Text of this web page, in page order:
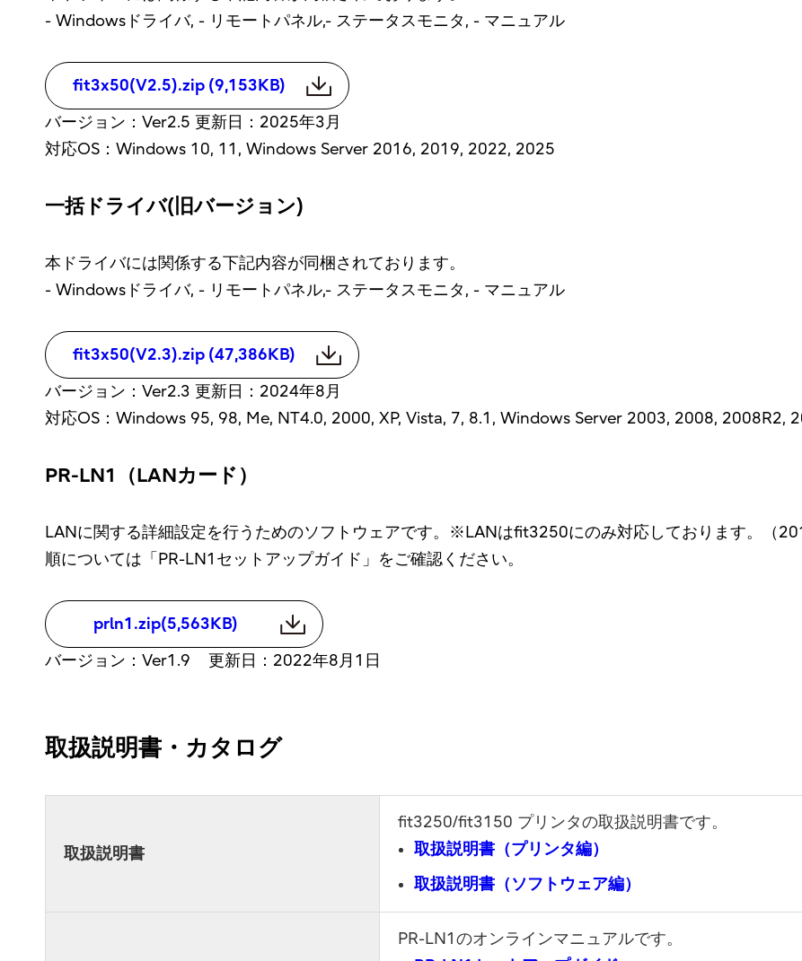
- Windowsドライバ, - リモートパネル,- ステータスモニタ, - マニュアル
fit3x50(V2.5).zip (9,153KB)
バージョン：Ver2.5 更新日：2025年3月
対応OS：Windows 10, 11, Windows Server 2016, 2019, 2022, 2025
一括ドライバ(旧バージョン)
本ドライバには関係する下記内容が同梱されております。
- Windowsドライバ, - リモートパネル,- ステータスモニタ, - マニュアル
fit3x50(V2.3).zip (47,386KB)
バージョン：Ver2.3 更新日：2024年8月
対応OS：Windows 95, 98, Me, NT4.0, 2000, XP, Vista, 7, 8.1, Windows Server 2003, 2008, 2008R2,
PR-LN1（LANカード）
LANに関する詳細設定を行うためのソフトウェアです。※LANはfit3250にのみ対応しております。（
順については「PR-LN1セットアップガイド」をご確認ください。
prln1.zip(5,563KB)
バージョン：Ver1.9 更新日：2022年8月1日
取扱説明書・カタログ
取扱説明書
fit3250/fit3150 プリンタの取扱説明書です。
取扱説明書（プリンタ編）
取扱説明書（ソフトウェア編）
PR-LN1のオンラインマニュアルです。